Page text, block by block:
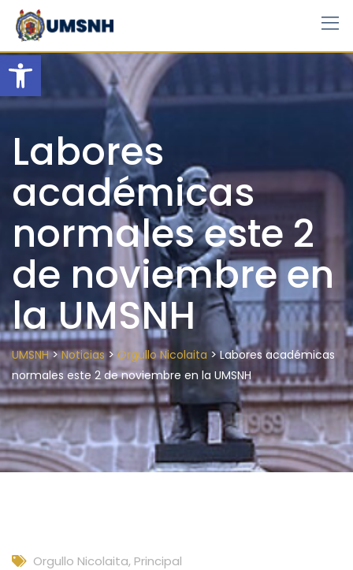
Open toolbar
Skip
content
Labores
académicas
normales este 2
de noviembre en
la UMSNH
UMSNH>Noticias> Orgullo Nicolaita >Labores académicas
normales este 2 de noviembre en la UMSNH
Orgullo Nicolaita, Principal